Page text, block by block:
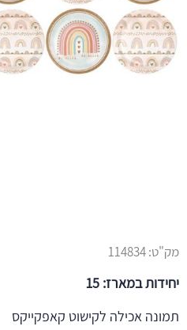
מק"ט:114834
יחידות במארז: 15
תמונה אכילה לקישוט קאפקייקס